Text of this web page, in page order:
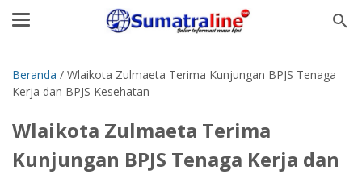
Beranda / Wlaikota Zulmaeta Terima Kunjungan BPJS Tenaga
Kerja dan BPJS Kesehatan
Wlaikota Zulmaeta Terima
Kunjungan BPJS Tenaga Kerja dan